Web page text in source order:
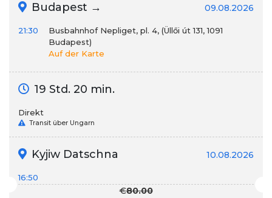
Budapest → 09.08.2026
21:30
Busbahnhof Nepliget, pl. 4, (Üllői út 131, 1091
Budapest)
Auf der Karte
19 Std. 20 min.
Direkt
Transit über Ungarn
Kyjiw Datschna 10.08.2026
16:50
€80.00